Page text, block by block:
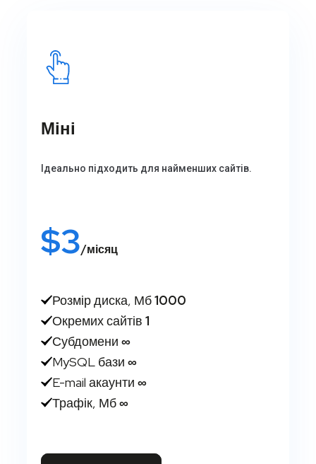
Міні
Ідеально підходить для найменших сайтів.
$3/місяц
Розмір диска, Мб1000
Окремих сайтів 1
Субдомени ∞
MySQL бази ∞
E-mail акаунти ∞
Трафік, Мб∞